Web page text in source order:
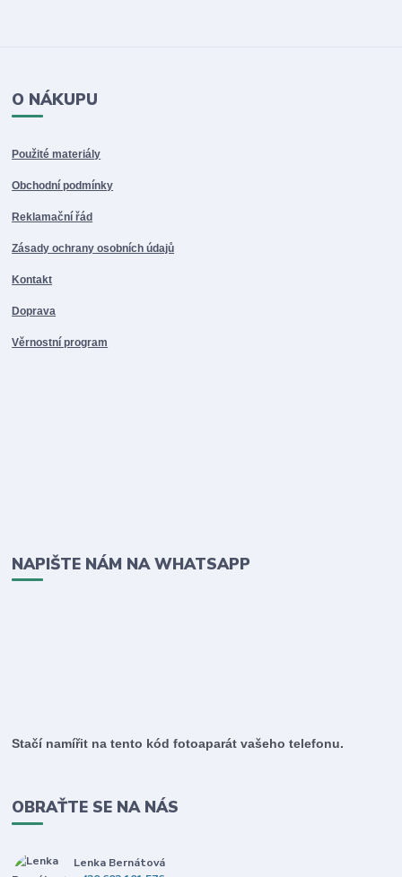
O NÁKUPU
Použité materiály
Obchodní podmínky
Reklamační řád
Zásady ochrany osobních údajů
Kontakt
Doprava
Věrnostní program
NAPIŠTE NÁM NA WHATSAPP
Stačí namířit na tento kód fotoaparát vašeho telefonu.
OBRAŤTE SE NA NÁS
Lenka Bernátová